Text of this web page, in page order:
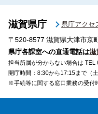
滋賀県庁
県庁アクセ
〒520-8577 滋賀県大津市京
県庁各課室への直通電話は滋
担当所属が分からない場合は
開庁時間：8:30から17:15まで（
※手続等に関する窓口業務の受付